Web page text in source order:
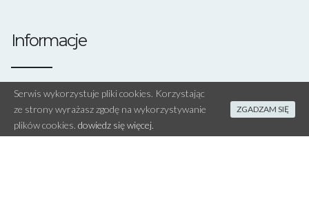
Informacje
Polityka Cookies
Serwis wykorzystuje pliki cookies. Korzystając
ze strony wyrażasz zgodę na wykorzystywanie
plików cookies. dowiedz się więcej.
ZGADZAM SIĘ